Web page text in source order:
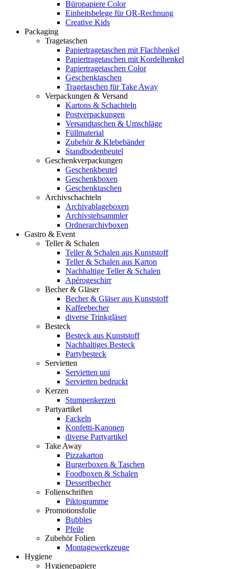
Büropapiere Color
Einheitsbelege für QR-Rechnung
Creative Kids
Packaging
Tragetaschen
Papiertragetaschen mit Flachhenkel
Papiertragetaschen mit Kordelhenkel
Papiertragetaschen Color
Geschenktaschen
Tragetaschen für Take Away
Verpackungen & Versand
Kartons & Schachteln
Postverpackungen
Versandtaschen & Umschläge
Füllmaterial
Zubehör & Klebebänder
Standbodenbeutel
Geschenkverpackungen
Geschenkbeutel
Geschenkboxen
Geschenktaschen
Archivschachteln
Archivablageboxen
Archivstehsammler
Ordnerarchivboxen
Gastro & Event
Teller & Schalen
Teller & Schalen aus Kunststoff
Teller & Schalen aus Karton
Nachhaltige Teller & Schalen
Apérogeschirr
Becher & Gläser
Becher & Gläser aus Kunststoff
Kaffeebecher
diverse Trinkgläser
Besteck
Besteck aus Kunststoff
Nachhaltiges Besteck
Partybesteck
Servietten
Servietten uni
Servietten bedruckt
Kerzen
Stumpenkerzen
Partyartikel
Fackeln
Konfetti-Kanonen
diverse Partyartikel
Take Away
Pizzakarton
Burgerboxen & Taschen
Foodboxen & Schalen
Dessertbecher
Folienschriften
Piktogramme
Promotionsfolie
Bubbles
Pfeile
Zubehör Folien
Montagewerkzeuge
Hygiene
Hygienepapiere